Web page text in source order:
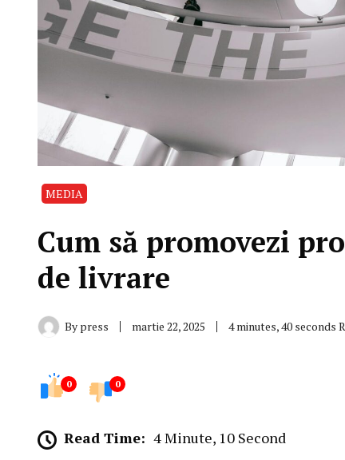
MEDIA
Cum să promovezi
de livrare
By press martie 22, 2025 4 minutes, 40 seconds
0 0
Read Time: 4 Minute, 10 Second